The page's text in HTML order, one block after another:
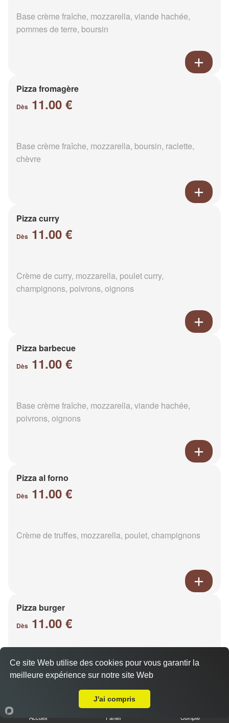
Base crème fraîche, mozzarella, viande hachée,
pommes de terre, boursin
Pizza fromagère
Dès 11.00 €
Base crème fraîche, mozzarella, boursin, raclette,
chèvre
Pizza curry
Dès 11.00 €
Crème de curry, mozzarella, poulet curry,
champignons, poivrons, oignons
Pizza barbecue
Dès 11.00 €
Base crème fraîche, mozzarella, viande hachée,
poivrons, oignons
Pizza al forno
Dès 11.00 €
Crème de truffes, mozzarella, poulet, champignons
Pizza burger
Dès 11.00 €
Base sauce burger, mozzarella, viande hachée,
oignons, cheddar, poivrons
Accueil Panier Compte
Ce site Web utilise des cookies pour vous garantir la
meilleure expérience sur notre site Web
J'ai compris